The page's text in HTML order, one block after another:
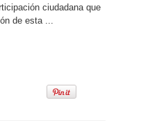
ciudadana que
de esta ...